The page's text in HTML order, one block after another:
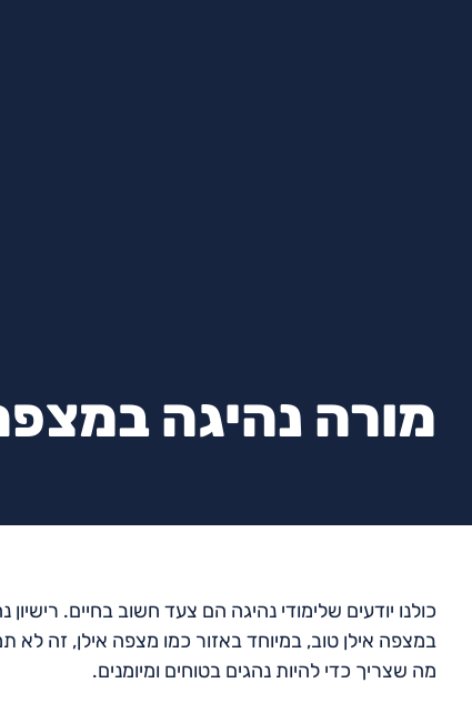
מורה נהיגה
כולנו יודעים שלימודי נהיגה הם צעד חשוב בחיים.
במצפה אילן טוב, במיוחד באזור כמו מצפה אילן, זה
מה שצריך כדי להיות נהגים בטוחים ומיומנים.